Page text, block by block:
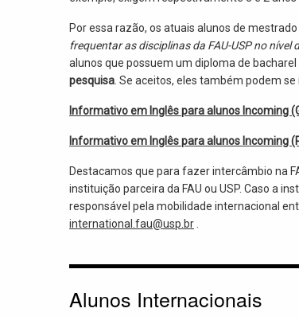
Por essa razão, os atuais alunos de
frequentar as disciplinas da FAU-USP no
alunos que possuem um diploma de
pesquisa . Se aceitos, eles também podem
Informativo em Inglês para alunos Incoming
Informativo em Inglês para alunos Incoming
Destacamos que para fazer intercâmbio na
instituição parceira da FAU ou USP. Caso a
responsável pela mobilidade internacional
international.fau@usp.br
Alunos Internacionais